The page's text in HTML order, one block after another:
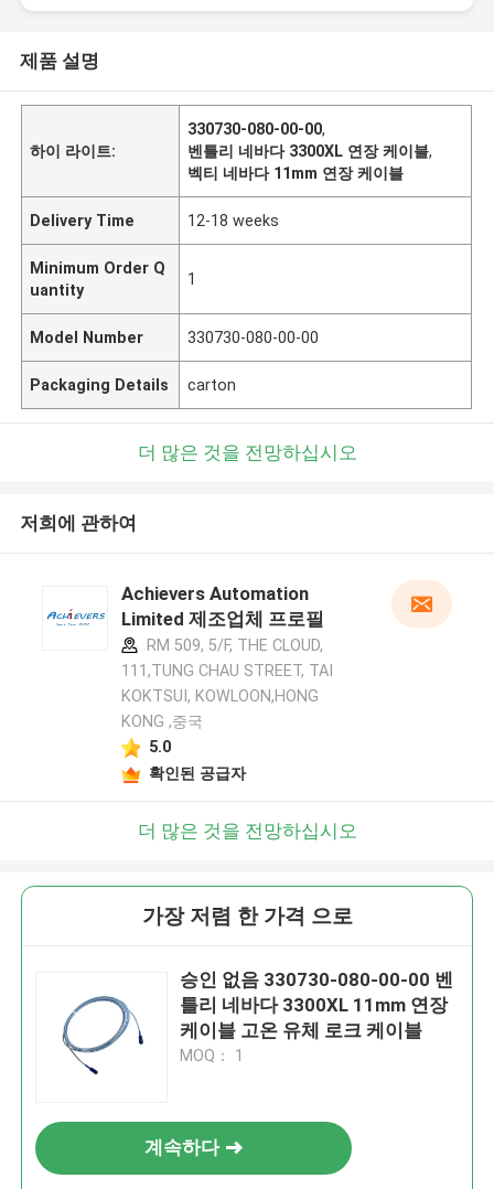
제품 설명
하이 라이트:
330730-080-00-00,
벤틀리 네바다 3300XL 연장 케이블,
벡티 네바다 11mm 연장 케이블
Delivery Time 12-18 weeks
Minimum Order Q
uantity
1
Model Number 330730-080-00-00
Packaging Details carton
더 많은 것을 전망하십시오
저희에 관하여
Achievers Automation
Limited 제조업체 프로필
RM 509, 5/F, THE CLOUD,
111,TUNG CHAU STREET, TAI
KOKTSUI, KOWLOON,HONG
KONG ,중국
5.0
확인된 공급자
더 많은 것을 전망하십시오
가장 저렴 한 가격 으로
승인 없음 330730-080-00-00 벤
틀리 네바다 3300XL 11mm 연장
케이블 고온 유체 로크 케이블
MOQ： 1
계속하다